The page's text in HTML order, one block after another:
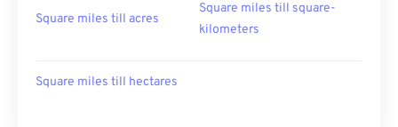
Square miles till acres
Square miles till square-
kilometers
Square miles till hectares